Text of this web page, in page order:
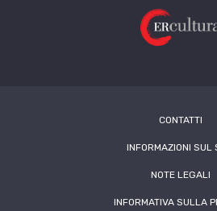
CONTATTI
INFORMAZIONI SUL
NOTE LEGALI
INFORMATIVA SULLA